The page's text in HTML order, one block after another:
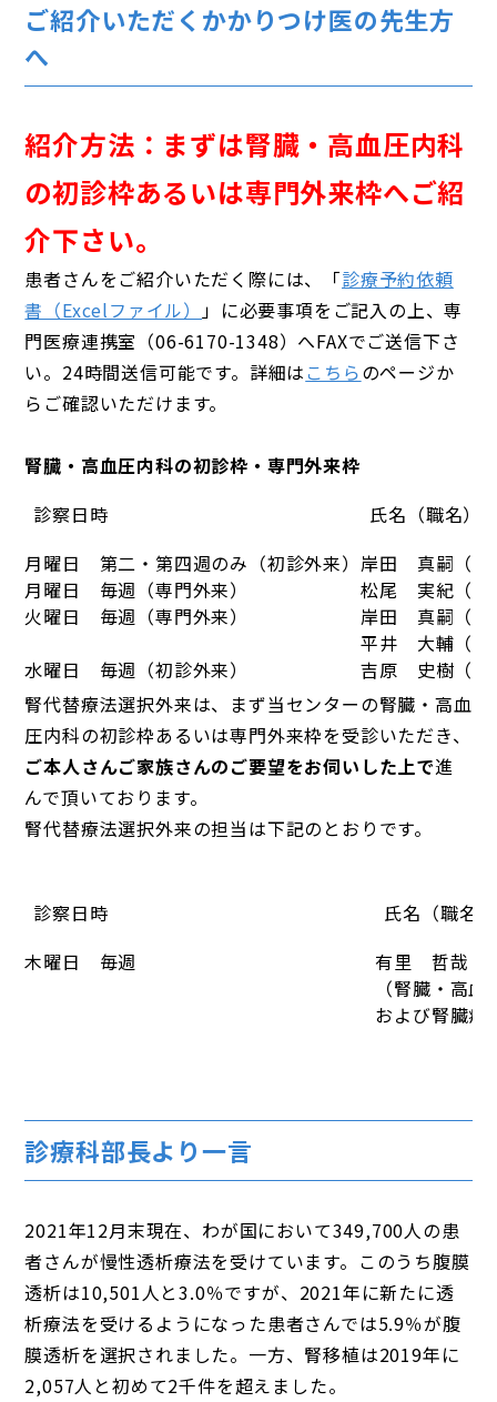
ご紹介いただくかかりつけ医の先生方
へ
紹介方法：まずは腎臓・高血圧内科
の初診枠あるいは専門外来枠へご紹
介下さい。
患者さんをご紹介いただく際には、「診療予約依頼
書（Excelファイル）」に必要事項をご記入の上、専
門医療連携室（06-6170-1348）へFAXでご送信下さ
い。24時間送信可能です。詳細は こちらのページか
らご確認いただけます。
腎臓・高血圧内科の初診枠・専門外来枠
診察日時
氏名（職名）
月曜日 第二・第四週のみ（初診外来）
月曜日 毎週（専門外来）
岸田 真嗣（腎
松尾 実紀（腎
火曜日 毎週（専門外来）
岸田 真嗣（腎
平井 大輔（腎
水曜日 毎週（初診外来）
吉原 史樹（腎
園浦 拓龍（腎
木曜日 毎週（専門外来）
吉原 史樹（腎
金曜日 毎週（専門外来）
有里 哲哉（腎
腎代替療法選択外来は、まず当センターの腎臓・高血
圧内科の初診枠あるいは専門外来枠を受診いただき、
ご本人さんご家族さんのご要望をお伺いした上で進
んで頂いております。
腎代替療法選択外来の担当は下記のとおりです。
診察日時
氏名（職名）
木曜日 毎週
有里 哲哉・
（腎臓・高
および腎臓病
診療科部長より一言
2021年12月末現在、わが国において349,700人の患
者さんが慢性透析療法を受けています。このうち腹膜
透析は10,501人と3.0％ですが、2021年に新たに透
析療法を受けるようになった患者さんでは5.9％が腹
膜透析を選択されました。一方、腎移植は2019年に
2,057人と初めて2千件を超えました。